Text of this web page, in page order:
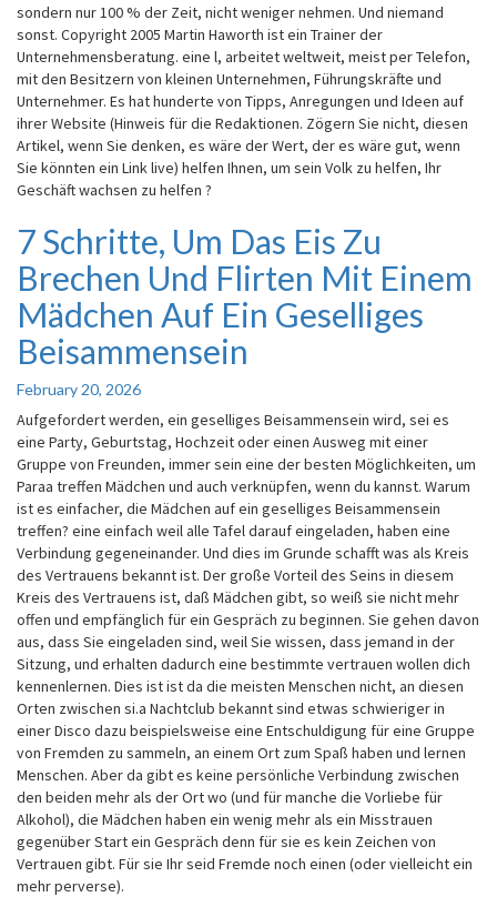
sondern nur 100 % der Zeit, nicht weniger nehmen. Und niemand
sonst. Copyright 2005 Martin Haworth ist ein Trainer der
Unternehmensberatung. eine l, arbeitet weltweit, meist per Telefon,
mit den Besitzern von kleinen Unternehmen, Führungskräfte und
Unternehmer. Es hat hunderte von Tipps, Anregungen und Ideen auf
ihrer Website (Hinweis für die Redaktionen. Zögern Sie nicht, diesen
Artikel, wenn Sie denken, es wäre der Wert, der es wäre gut, wenn
Sie könnten ein Link live) helfen Ihnen, um sein Volk zu helfen, Ihr
Geschäft wachsen zu helfen ?
7
Schritte,
Um
Das
Eis
Zu
Brechen
Und
Flirten
Mit
Einem
Mädchen
Auf
Ein
Geselliges
Beisammensein
7 Schritte, Um Das Eis Zu
Brechen Und Flirten Mit Einem
Mädchen Auf Ein Geselliges
Beisammensein
February 20, 2026
Aufgefordert werden, ein geselliges Beisammensein wird, sei es
eine Party, Geburtstag, Hochzeit oder einen Ausweg mit einer
Gruppe von Freunden, immer sein eine der besten Möglichkeiten, um
Paraa treffen Mädchen und auch verknüpfen, wenn du kannst. Warum
ist es einfacher, die Mädchen auf ein geselliges Beisammensein
treffen? eine einfach weil alle Tafel darauf eingeladen, haben eine
Verbindung gegeneinander. Und dies im Grunde schafft was als Kreis
des Vertrauens bekannt ist. Der große Vorteil des Seins in diesem
Kreis des Vertrauens ist, daß Mädchen gibt, so weiß sie nicht mehr
offen und empfänglich für ein Gespräch zu beginnen. Sie gehen davon
aus, dass Sie eingeladen sind, weil Sie wissen, dass jemand in der
Sitzung, und erhalten dadurch eine bestimmte vertrauen wollen dich
kennenlernen. Dies ist ist da die meisten Menschen nicht, an diesen
Orten zwischen si.a Nachtclub bekannt sind etwas schwieriger in
einer Disco dazu beispielsweise eine Entschuldigung für eine Gruppe
von Fremden zu sammeln, an einem Ort zum Spaß haben und lernen
Menschen. Aber da gibt es keine persönliche Verbindung zwischen
den beiden mehr als der Ort wo (und für manche die Vorliebe für
Alkohol), die Mädchen haben ein wenig mehr als ein Misstrauen
gegenüber Start ein Gespräch denn für sie es kein Zeichen von
Vertrauen gibt. Für sie Ihr seid Fremde noch einen (oder vielleicht ein
mehr perverse).